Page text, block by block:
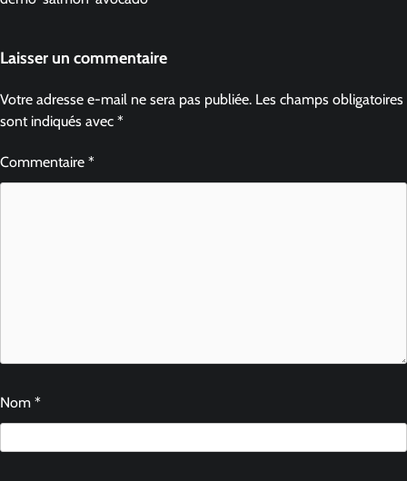
Laisser un commentaire
Votre adresse e-mail ne sera pas publiée. Les champs obligatoires
sont indiqués avec *
Commentaire *
Nom *